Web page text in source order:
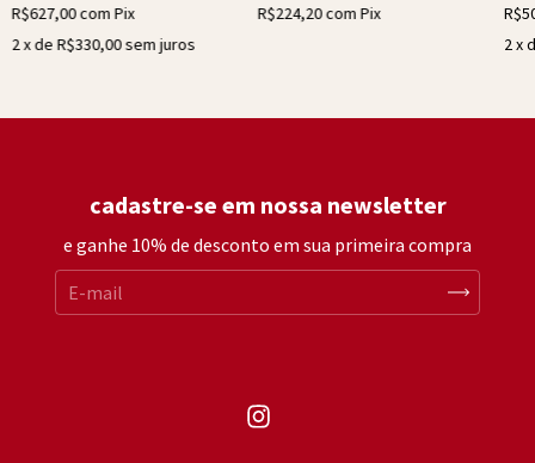
R$627,00com Pix
2x de R$330,00sem juros
R$224,20com Pix
2x
cadastre-se em nossa newsletter
e ganhe 10% de desconto em sua primeira compra